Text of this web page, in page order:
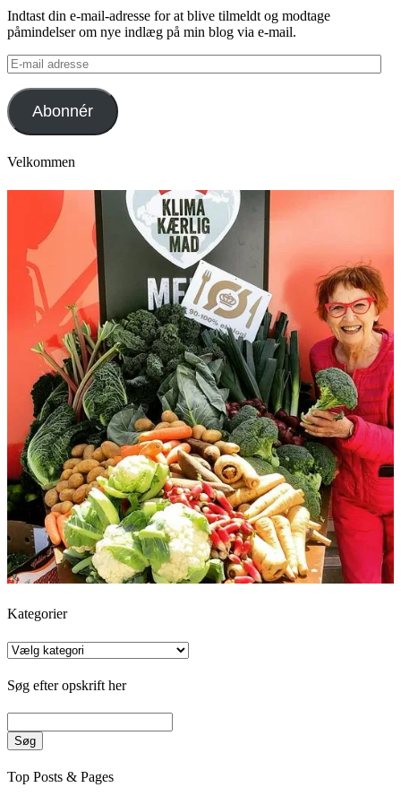
Indtast din e-mail-adresse for at blive tilmeldt og modtage
påmindelser om nye indlæg på min blog via e-mail.
E-
mail
adresse
Abonnér
Velkommen
Kategorier
Kategorier
Søg efter opskrift her
Søg
Top Posts & Pages